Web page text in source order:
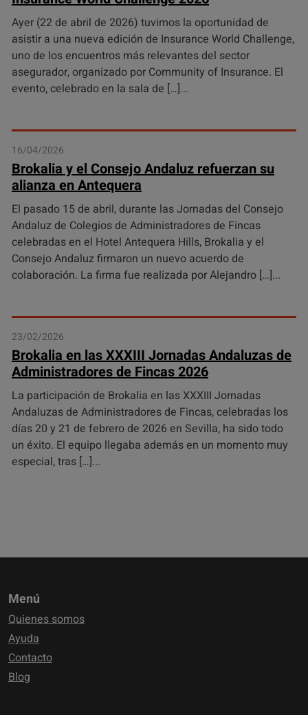
Ayer (22 de abril de 2026) tuvimos la oportunidad de
asistir a una nueva edición de Insurance World Challenge,
uno de los encuentros más relevantes del sector
asegurador, organizado por Community of Insurance. El
evento, celebrado en la sala de […]
16/04/2026
Brokalia y el Consejo Andaluz refuerzan su
alianza en Antequera
El pasado 15 de abril, durante las Jornadas del Consejo
Andaluz de Colegios de Administradores de Fincas
celebradas en el Hotel Antequera Hills, Brokalia y el
Consejo Andaluz firmaron un nuevo acuerdo de
colaboración. La firma fue realizada por Alejandro […]
23/02/2026
Brokalia en las XXXIII Jornadas Andaluzas de
Administradores de Fincas 2026
La participación de Brokalia en las XXXIII Jornadas
Andaluzas de Administradores de Fincas, celebradas los
días 20 y 21 de febrero de 2026 en Sevilla, ha sido todo
un éxito. El equipo llegaba además en un momento muy
especial, tras […]
Menú
Quienes somos
Ayuda
Contacto
Blog